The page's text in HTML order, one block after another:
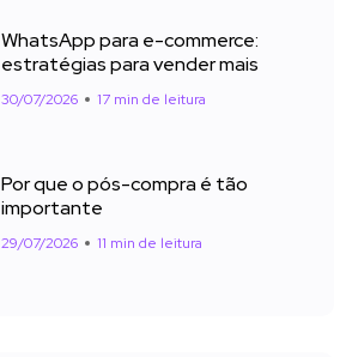
WhatsApp para e-commerce:
estratégias para vender mais
30/07/2026 17 min de leitura
Por que o pós-compra é tão
importante
29/07/2026 11 min de leitura